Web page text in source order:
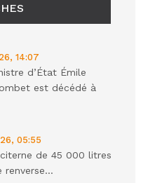
14:07
d’État Émile
est décédé à
05:55
de 45 000 litres
renverse...